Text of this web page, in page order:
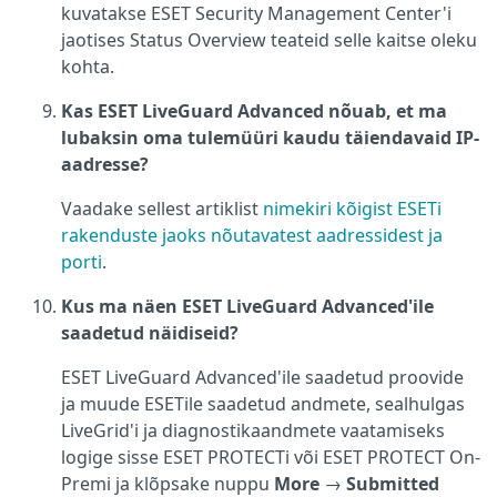
kuvatakse ESET Security Management Center'i
jaotises Status Overview teateid selle kaitse oleku
kohta.
Kas ESET LiveGuard Advanced nõuab, et ma
lubaksin oma tulemüüri kaudu täiendavaid IP-
aadresse?
Vaadake sellest artiklist nimekiri kõigist ESETi
rakenduste jaoks nõutavatest aadressidest ja
porti.
Kus ma näen ESET LiveGuard Advanced'ile
saadetud näidiseid?
ESET LiveGuard Advanced'ile saadetud proovide
ja muude ESETile saadetud andmete, sealhulgas
LiveGrid'i ja diagnostikaandmete vaatamiseks
logige sisse ESET PROTECTi või ESET PROTECT On-
Premi ja klõpsake nuppu More → Submitted